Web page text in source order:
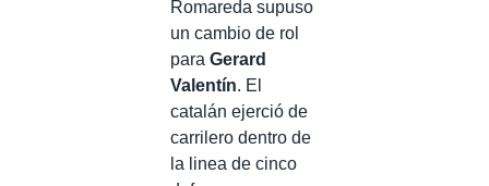
Romareda supuso
un cambio de rol
para Gerard
Valentín. El
catalán ejerció de
carrilero dentro de
la linea de cinco